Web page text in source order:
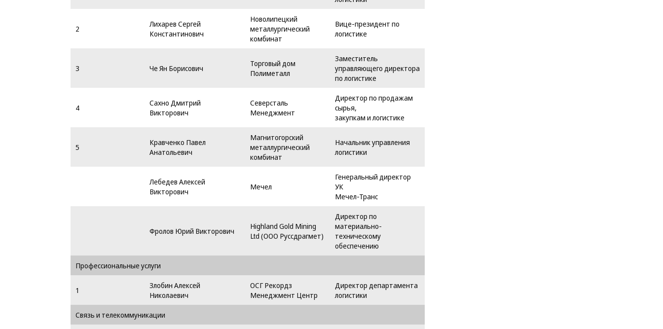
2
Лихарев Сергей
Константинович
Новолипецкий
металлургический
комбинат
Вице-президент по
логистике
3 Че Ян Борисович
Торговый дом
Полиметалл
Заместитель
управляющего директора
по логистике
4
Сахно Дмитрий
Викторович
Северсталь
Менеджмент
Директор по продажам
сырья,
закупкам и логистике
5
Кравченко Павел
Анатольевич
Магнитогорский
металлургический
комбинат
Начальник управления
логистики
Лебедев Алексей
Викторович
Мечел
Генеральный директор
УК
Мечел-Транс
Фролов Юрий Викторович
Highland Gold Mining
Ltd (ООО Руссдрагмет)
Директор по
материально-
техническому
обеспечению
Профессиональные услуги
1
Злобин Алексей
Николаевич
ОСГ Рекордз
Менеджмент Центр
Директор департамента
логистики
Связь и телекоммуникации